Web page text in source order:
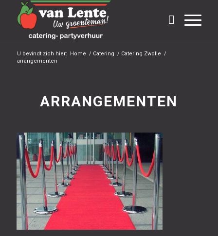
U bevindt zich hier: Home / Catering / Catering Zwolle /
arrangementen
ARRANGEMENTEN